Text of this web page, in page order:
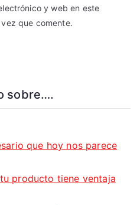
y web en este
que comente.
sobre….
que hoy nos parece
producto tiene ventaja